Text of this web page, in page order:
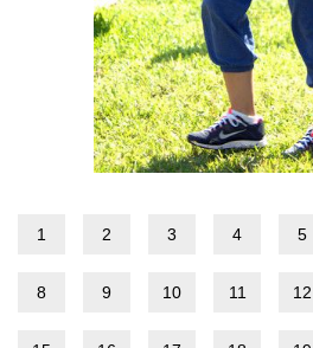
1 2 3 4 5
8 9 10 11 12